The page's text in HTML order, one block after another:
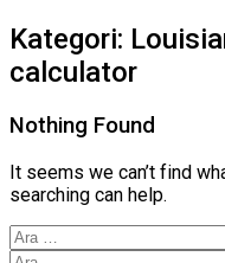
Kategori:
calculator
Nothing Found
It seems we can’t find
searching can help.
Arama: